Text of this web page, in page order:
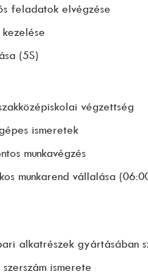
feladatok elvégzése
(5S)
végzettség
ismeretek
munkavégzés
munkarend vállalása
alkatrészek gyártásában
ismerete